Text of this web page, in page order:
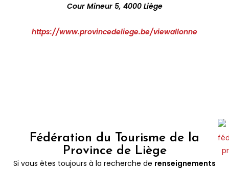
Cour Mineur 5, 4000 Liège
https://www.provincedeliege.be/viewallonne
Fédération du Tourisme de la
Province de Liège
Si vous êtes toujours à la recherche de renseignements